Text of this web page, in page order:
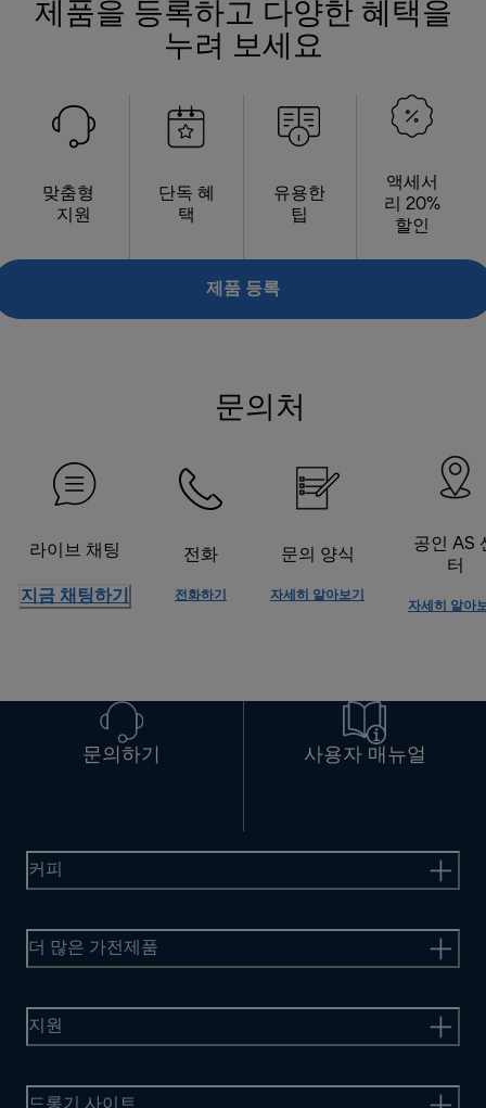
제품을 등록하고 다양한 혜택을
누려 보세요
맞춤형
지원
단독 혜
택
유용한
팁
액세서
리 20%
할인
제품 등록
문의처
라이브 채팅
지금 채팅하기
전화
전화하기
문의 양식
자세히 알아보기
공인 AS
터
자세히 알아
문의하기 사용자 매뉴얼
커피
더 많은 가전제품
지원
드롱기 사이트